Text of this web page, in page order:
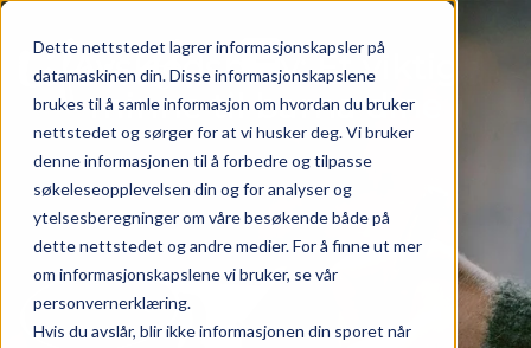
Dette nettstedet lagrer informasjonskapsler på
datamaskinen din. Disse informasjonskapslene
brukes til å samle informasjon om hvordan du bruker
nettstedet og sørger for at vi husker deg. Vi bruker
denne informasjonen til å forbedre og tilpasse
søkeleseopplevelsen din og for analyser og
ytelsesberegninger om våre besøkende både på
dette nettstedet og andre medier. For å finne ut mer
om informasjonskapslene vi bruker, se vår
personvernerklæring.
Hvis du avslår, blir ikke informasjonen din sporet når
Artikler
Om Life with.
Hverdagen +
Sykdommen +
Pårørende +
Avskjedsbrev: Et viktig
minne til barna dine